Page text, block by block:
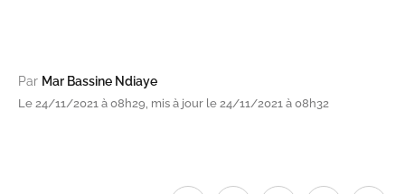
Par Mar Bassine Ndiaye
Le 24/11/2021 à 08h29, mis à jour le 24/11/2021 à 08h32